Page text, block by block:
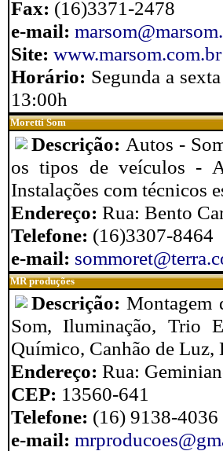
Fax: (16)3371-2478
e-mail:
Site: www.marsom.com.br
Horário: Segunda a
13:00h
Moretti Som
Descrição: Autos -
os tipos de veículos -
Instalações com técnicos
Endereço: Rua: Bento
Telefone: (16)3307-8464
e-mail:
MR produções
Descrição:Montagem
Som, Iluminação, Trio
Químico, Canhão de Luz,
Endereço: Rua:
CEP: 13560-641
Telefone: (16) 9138-
e-mail: